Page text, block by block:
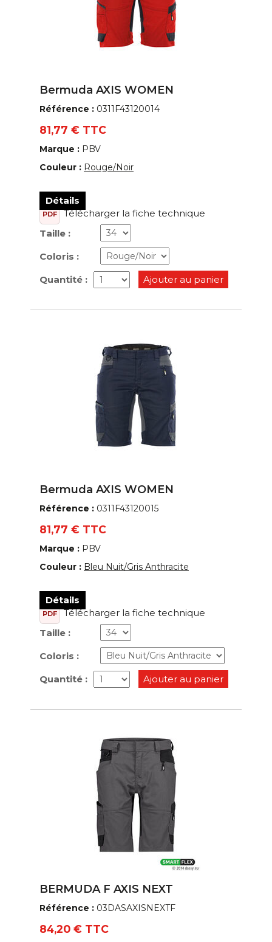
Bermuda AXIS WOMEN
Référence : 0311F43120014
81,77 € TTC
Marque : PBV
Couleur : Rouge/Noir
Détails
PDF
Télécharger la fiche technique
Taille :
Coloris :
Quantité : Ajouter au panier
Bermuda AXIS WOMEN
Référence : 0311F43120015
81,77 € TTC
Marque : PBV
Couleur : Bleu Nuit/Gris Anthracite
Détails
PDF
Télécharger la fiche technique
Taille :
Coloris :
Quantité : Ajouter au panier
BERMUDA F AXIS NEXT
Référence : 03DASAXISNEXTF
84,20 € TTC